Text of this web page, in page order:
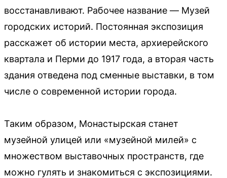
восстанавливают. Рабочее название — Музей
городских историй. Постоянная экспозиция
расскажет об истории места, архиерейского
квартала и Перми до 1917 года, а вторая часть
здания отведена под сменные выставки, в том
числе о современной истории города.
Таким образом, Монастырская станет
музейной улицей или «музейной милей» с
множеством выставочных пространств, где
можно гулять и знакомиться с экспозициями.